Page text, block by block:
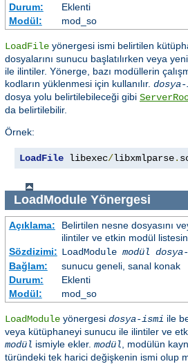
Durum:
Eklenti
Modül:
mod_so
LoadFile yönergesi ismi belirtilen
dosyalarını sunucu başlatılırken veya
ile ilintiler. Yönerge, bazı modüllerin
kodların yüklenmesi için kullanılır.
dosya yolu belirtilebileceği gibi
da belirtilebilir.
Örnek:
LoadFile libexec/libxmlparse.
LoadModuleYönergesi
Açıklama:
Belirtilen nesne dosyasını
ilintiler ve etkin modül
Sözdizimi: LoadModule modül
Bağlam:
sunucu geneli, sanal konak
Durum:
Eklenti
Modül:
mod_so
LoadModule yönergesi dosya-ismi ile
veya kütüphaneyi sunucu ile ilintiler ve
modül ismiyle ekler. modül , modülün
türündeki tek harici değişkenin ismi olup